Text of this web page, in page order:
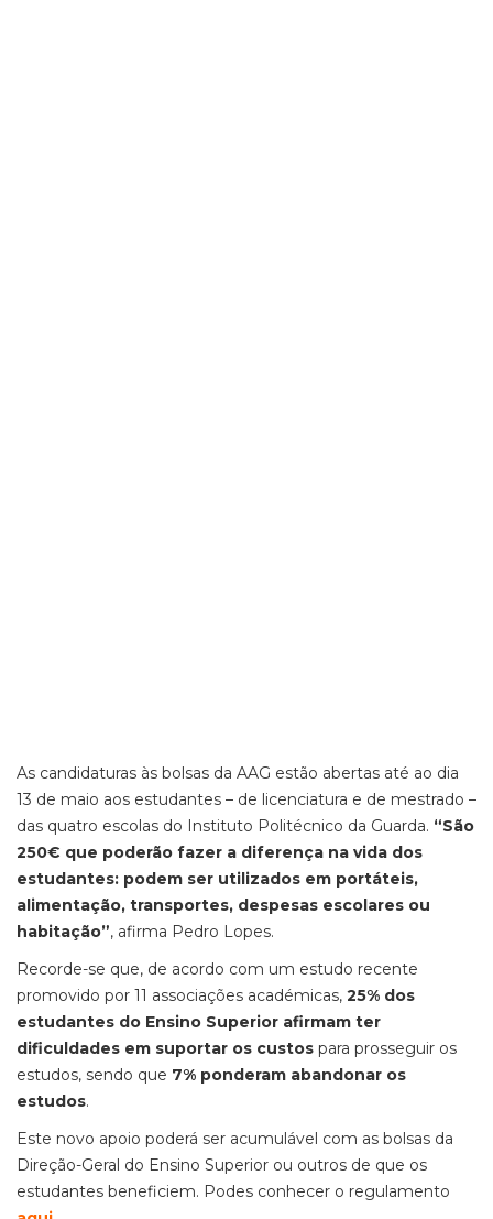
As candidaturas às bolsas da AAG estão abertas até ao dia
13 de maio aos estudantes – de licenciatura e de mestrado –
das quatro escolas do Instituto Politécnico da Guarda. “São
250€ que poderão fazer a diferença na vida dos
estudantes: podem ser utilizados em portáteis,
alimentação, transportes, despesas escolares ou
habitação”, afirma Pedro Lopes.
Recorde-se que, de acordo com um estudo recente
promovido por 11 associações académicas, 25% dos
estudantes do Ensino Superior afirmam ter
dificuldades em suportar os custos para prosseguir os
estudos, sendo que 7% ponderam abandonar os
estudos.
Este novo apoio poderá ser acumulável com as bolsas da
Direção-Geral do Ensino Superior ou outros de que os
estudantes beneficiem. Podes conhecer o regulamento